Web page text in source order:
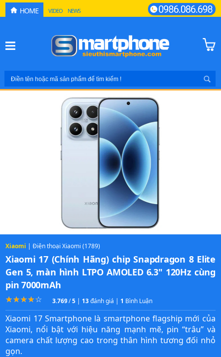
HOME VIDEO NEWS
Xiaomi | Điện thoại Xiaomi (1789)
Xiaomi 17 (Chính Hãng) chip Snapdragon 8 Elite
Gen 5, màn hình LTPO AMOLED 6.3" 120Hz cùng
pin 7000mAh
☆☆☆☆☆
★★★★★ 3.7692307692308
/5 | 13đánh giá | 1 Bình Luận
Xiaomi 17 Smartphone là smartphone flagship mới của
Xiaomi, nổi bật với hiệu năng mạnh mẽ, pin “trâu” và
camera chất lượng cao trong thân hình tương đối nhỏ
gọn.